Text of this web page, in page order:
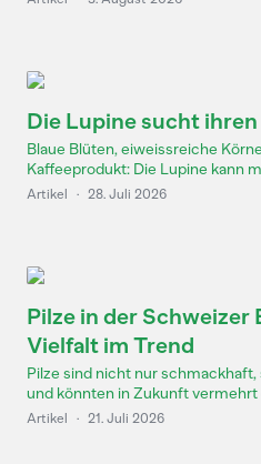
Die Lupine sucht ihren
Blaue Blüten, eiweissreiche
Kaffeeprodukt: Die Lupine kann
Artikel · 28. Juli 2026
Pilze in der Schweizer
Vielfalt im Trend
Pilze sind nicht nur
und könnten in Zukunft vermehrt
Artikel · 21. Juli 2026